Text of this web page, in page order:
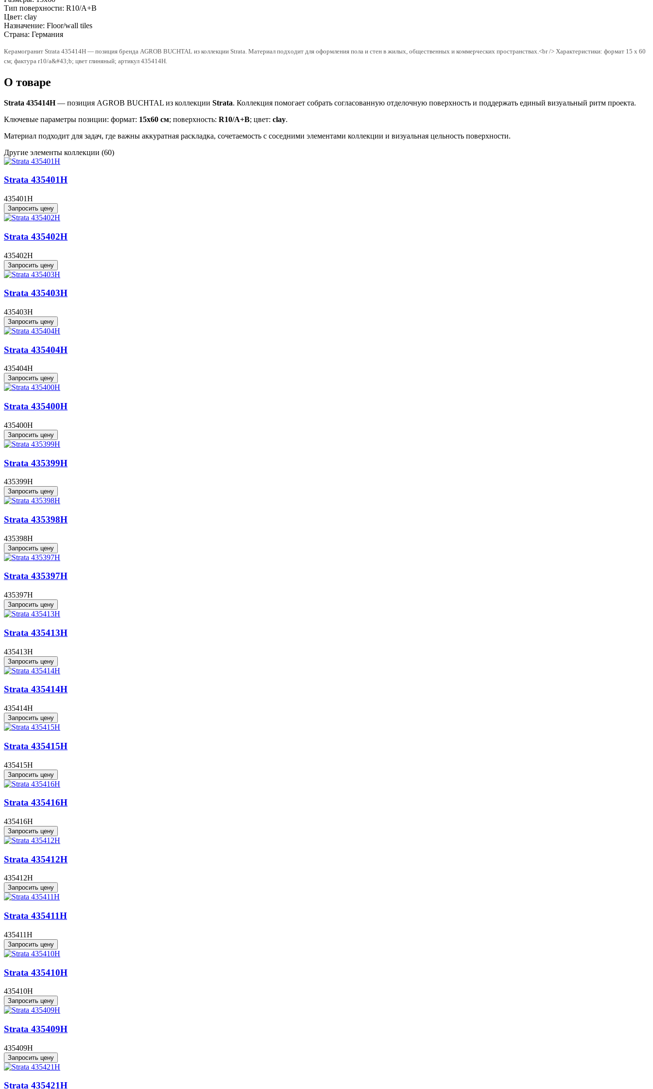
Тип поверхности: R10/A+B
Цвет: clay
Назначение: Floor/wall tiles
Страна: Германия
Керамогранит Strata 435414H — позиция бренда AGROB BUCHTAL из коллекции Strata. Материал подходит для оформления пола и стен в жилых, общественных и коммерческих пространствах.<br /> Характеристики: формат 15 x 60
см; фактура r10/a&#43;b; цвет глиняный; артикул 435414H.
О товаре
Strata 435414H— позиция AGROB BUCHTAL из коллекции Strata. Коллекция помогает собрать согласованную отделочную поверхность и поддержать единый визуальный ритм проекта.
Ключевые параметры позиции: формат: 15x60 см; поверхность: R10/A+B; цвет: clay.
Материал подходит для задач, где важны аккуратная раскладка, сочетаемость с соседними элементами коллекции и визуальная цельность поверхности.
Другие элементы коллекции (60)
Strata 435401H
435401H
Запросить цену
Strata 435402H
435402H
Запросить цену
Strata 435403H
435403H
Запросить цену
Strata 435404H
435404H
Запросить цену
Strata 435400H
435400H
Запросить цену
Strata 435399H
435399H
Запросить цену
Strata 435398H
435398H
Запросить цену
Strata 435397H
435397H
Запросить цену
Strata 435413H
435413H
Запросить цену
Strata 435414H
435414H
Запросить цену
Strata 435415H
435415H
Запросить цену
Strata 435416H
435416H
Запросить цену
Strata 435412H
435412H
Запросить цену
Strata 435411H
435411H
Запросить цену
Strata 435410H
435410H
Запросить цену
Strata 435409H
435409H
Запросить цену
Strata 435421H